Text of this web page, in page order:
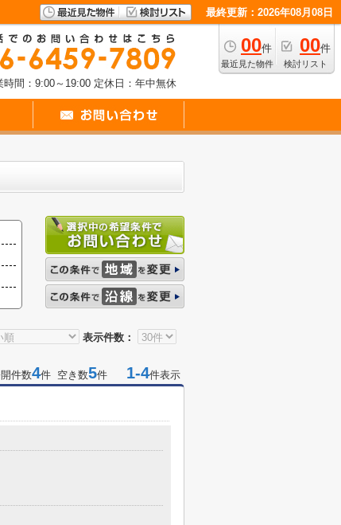
最終更新：2026年08月08日
00件
最近見た物件
00件
検討リスト
時間：9:00～19:00 定休日：年中無休
表示件数：
件数4件 空き数5件 1-4件表示